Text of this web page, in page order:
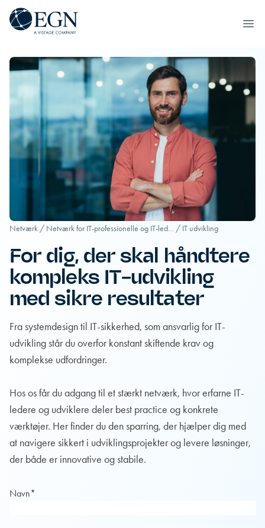
Spring til indhold
Executives' Global Network
Netværk / Netværk for IT-professionelle og IT-led… / IT udvikling​
For dig, der skal håndtere
kompleks IT-udvikling
med sikre resultater
Fra systemdesign til IT-sikkerhed, som ansvarlig for IT-
udvikling står du overfor konstant skiftende krav og
komplekse udfordringer.
Hos os får du adgang til et stærkt netværk, hvor erfarne IT-
ledere og udviklere deler best practice og konkrete
værktøjer. Her finder du den sparring, der hjælper dig med
at navigere sikkert i udviklingsprojekter og levere løsninger,
der både er innovative og stabile.
Navn*